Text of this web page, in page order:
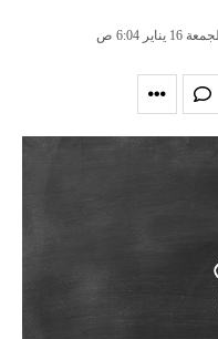
الجمعة 16 يناير 6:04 ص